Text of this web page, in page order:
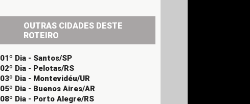
OUTRAS CIDADES DESTE
ROTEIRO
01º Dia - Santos/SP
02º Dia - Pelotas/RS
03º Dia - Montevidéu/UR
05º Dia - Buenos Aires/AR
08º Dia - Porto Alegre/RS